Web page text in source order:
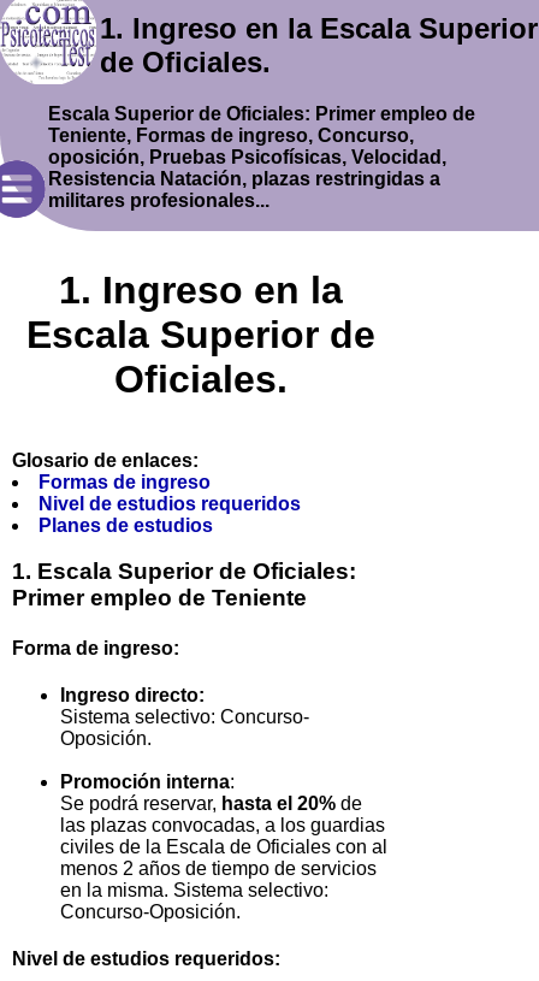
1. Ingreso en la Escala Superior
de Oficiales.
Escala Superior de Oficiales: Primer empleo de
Teniente, Formas de ingreso, Concurso,
oposición, Pruebas Psicofísicas, Velocidad,
Resistencia Natación, plazas restringidas a
militares profesionales...
1. Ingreso en la
Escala Superior de
Oficiales.
Glosario de enlaces:
Formas de ingreso
Nivel de estudios requeridos
Planes de estudios
1. Escala Superior de Oficiales:
Primer empleo de Teniente
Forma de ingreso:
Ingreso directo:
Sistema selectivo: Concurso-
Oposición.
Promoción interna:
Se podrá reservar, hasta el 20% de
las plazas convocadas, a los guardias
civiles de la Escala de Oficiales con al
menos 2 años de tiempo de servicios
en la misma. Sistema selectivo:
Concurso-Oposición.
Nivel de estudios requeridos: